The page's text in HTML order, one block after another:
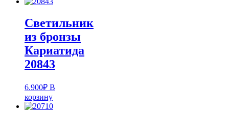
Светильник
из бронзы
Кариатида
20843
6.900₽ В
корзину